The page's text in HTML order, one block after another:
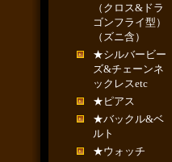
（クロス&ドラ
ゴンフライ型）
（ズニ含）
★シルバービー
ズ&チェーンネ
ックレスetc
★ピアス
★バックル&ベ
ルト
★ウォッチ